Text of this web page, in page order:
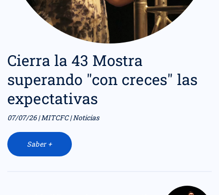
Cierra la 43 Mostra
superando "con creces" las
expectativas
07/07/26 | MITCFC | Noticias
Saber +